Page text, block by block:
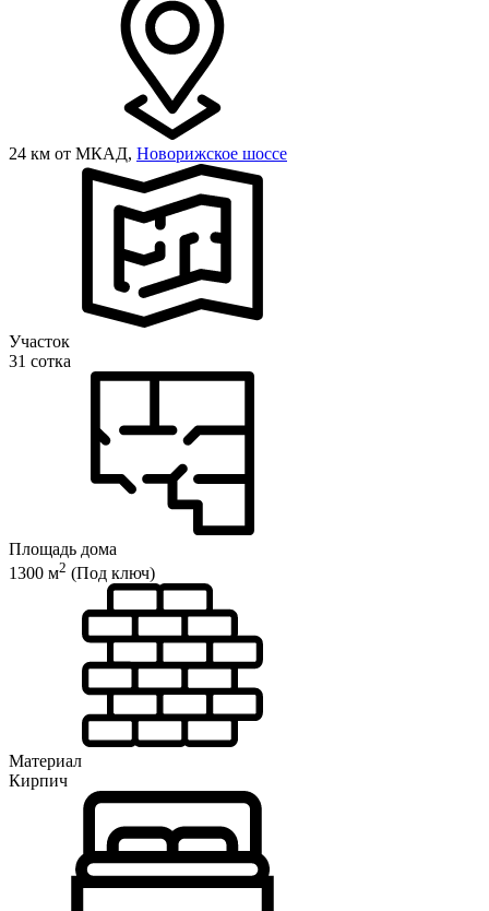
24 км от МКАД, Новорижское шоссе
Участок
31 сотка
Площадь дома
1300 м2 (Под ключ)
Материал
Кирпич